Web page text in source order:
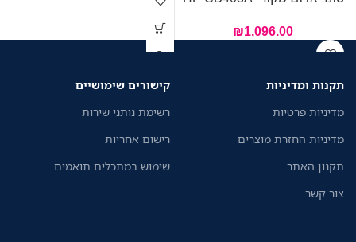
₪1,096.00
תקנות ומדיניות
מדיניות פרטיות
מדיניות החזרת מוצרים
תקנון האתר
צור קשר
קישורים שימושיים
רשימת נותני שירות
רישום אחריות
שימוש במתכלים תואמים